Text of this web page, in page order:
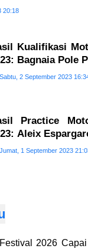
20:18
Kualifikasi
Bagnaia Pole
Sabtu, 2 September 2023
Practice
Aleix
Jumat, 1 September 2023
2026